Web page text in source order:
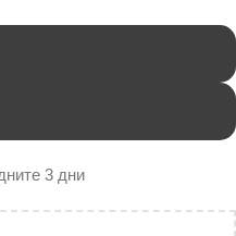
3 дни